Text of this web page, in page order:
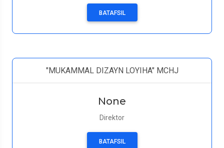
BATAFSIL
"MUKAMMAL DIZAYN LOYIHA" MCHJ
None
Direktor
BATAFSIL